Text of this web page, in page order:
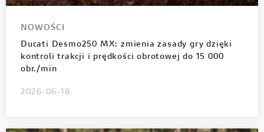
NOWOŚCI
Ducati Desmo250 MX: zmienia zasady gry dzięki
kontroli trakcji i prędkości obrotowej do 15 000
obr./min
2026-06-18